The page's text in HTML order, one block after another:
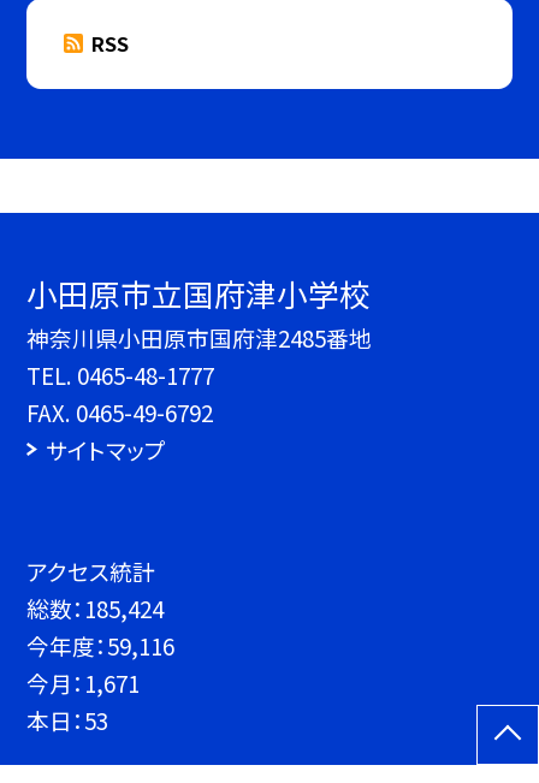
RSS
小田原市立国府津小学校
神奈川県小田原市国府津2485番地
TEL. 0465-48-1777
FAX. 0465-49-6792
サイトマップ
アクセス統計
総数： 185,424
今年度：59,116
今月： 1,671
本日：53